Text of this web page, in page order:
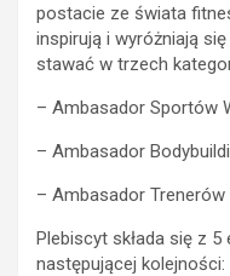
postacie ze świata
inspirują i wyróżniają
stawać w trzech
– Ambasador Sportów
– Ambasador
– Ambasador Trenerów
Plebiscyt składa się z 5
następującej kolejności: